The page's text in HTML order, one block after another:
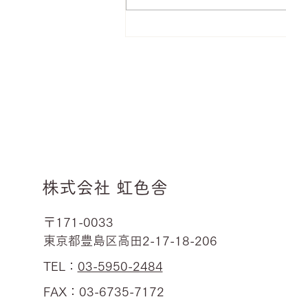
株式会社 虹色舎
〒171-0033
東京都豊島区高田2-17-18-206
TEL： 03-5950-2484
FAX：03-6735-7172